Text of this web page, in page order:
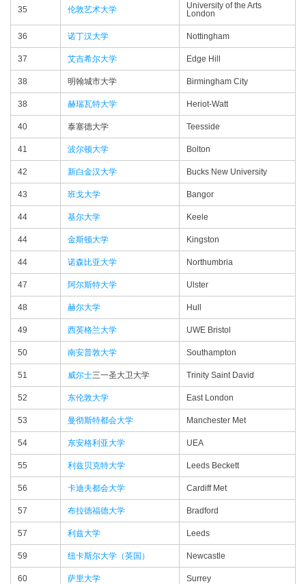
35 伦敦艺术大学
University of the Arts
London
36 诺丁汉大学 Nottingham
37 艾吉希尔大学 Edge Hill
38 明翰城市大学 Birmingham City
38 赫瑞瓦特大学 Heriot-Watt
40 泰塞德大学 Teesside
41 波尔顿大学 Bolton
42 新白金汉大学 Bucks New University
43 班戈大学 Bangor
44 基尔大学 Keele
44 金斯顿大学 Kingston
44 诺森比亚大学 Northumbria
47 阿尔斯特大学 Ulster
48 赫尔大学 Hull
49 西英格兰大学 UWE Bristol
50 南安普敦大学 Southampton
51 威尔士三一圣大卫大学 Trinity Saint David
52 东伦敦大学 East London
53 曼彻斯特都会大学 Manchester Met
54 东安格利亚大学 UEA
55 利兹贝克特大学 Leeds Beckett
56 卡迪夫都会大学 Cardiff Met
57 布拉德福德大学 Bradford
57 利兹大学 Leeds
59 纽卡斯尔大学（英国） Newcastle
60 萨里大学 Surrey